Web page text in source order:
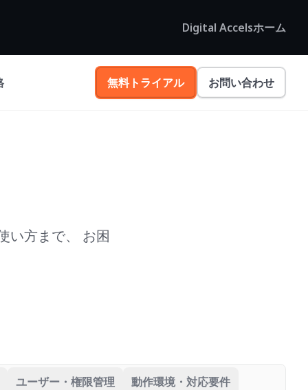
Digital Accelsホーム
無料トライアル お問い合わせ
い方まで、 お困
ユーザー・権限管理 動作環境・対応要件